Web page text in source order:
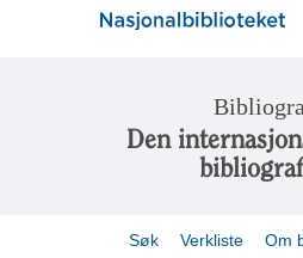
Den
Søk Verkliste Om